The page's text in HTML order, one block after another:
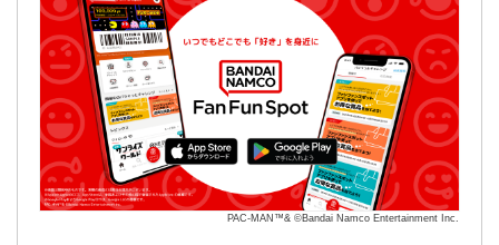
PAC-MAN™& ©Bandai Namco Entertainment Inc.